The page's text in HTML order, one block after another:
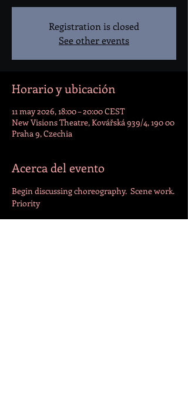
Registration is closed
See other events
Horario y ubicación
11 may 2026, 18:00 – 20:00 CEST
New Visions Theatre, Kovářská 939/4, 190 00
Praha 9, Czechia
Acerca del evento
Begin discussing choreography.  Scene work.
Priority